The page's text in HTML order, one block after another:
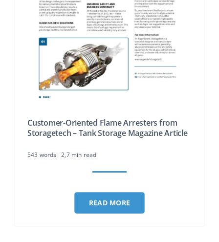
Customer-Oriented Flame Arresters from
Storagetech – Tank Storage Magazine Article
543 words 2,7 min read
READ MORE